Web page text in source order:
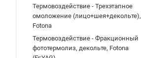
Термовоздействие - Трехэтапное
омоложение (лицо+шея+декольте),
Fotona
Термовоздействие - Фракционный
фототермолиз, декольте, Fotona